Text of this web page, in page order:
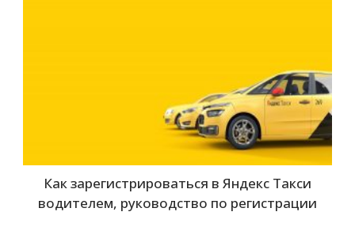
Как зарегистрироваться в Яндекс Такси
водителем, руководство по регистрации